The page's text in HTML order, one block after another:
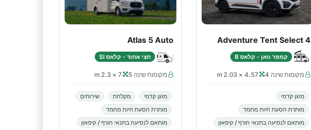
Adventure Tent Select 4
קמפר וואן - קלאס B
מקומות שינה 4 4.57 × 2.03 m
מזגן קדמי
מותרת הסעת חיות מחמד
מותאם לנסיעה בתנאי חורף / קיפאון
Atlas 5 Auto
חצי אחוד - קלאס SI
מקומות שינה 5 7 × 2.3 m
מזגן קדמי מקלחת
שירותים
מותרת הסעת חיות מחמד
מותאם לנסיעה בתנאי חורף / קיפאון